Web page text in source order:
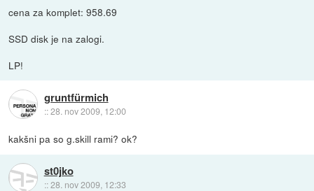
cena za komplet: 958.69
SSD disk je na zalogi.
LP!
gruntfürmich
::28. nov 2009, 12:00
kakšni pa so g.skill rami? ok?
st0jko
::28. nov 2009, 12:33